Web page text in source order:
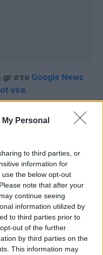
Personal
to third parties, or
information for
the below opt-out
note that after your
continue seeing
information utilized by
to third parties prior to
out of the further
by third parties on the
This information may
στο Google News
νέα.
Τα νέα της ημέρας
και στο Instagram